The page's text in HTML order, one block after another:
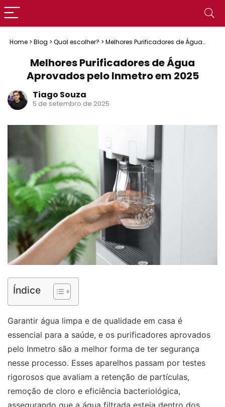
Home > Blog > Qual escolher? > Melhores Purificadores de Água
Melhores Purificadores de Água
Aprovados pelo Inmetro em 2025
Tiago Souza
5 de setembro de 2025
Índice
Garantir água limpa e de qualidade em casa é
essencial para a saúde, e os purificadores aprovados
pelo Inmetro são a melhor forma de ter segurança
nesse processo. Esses aparelhos passam por testes
rigorosos que avaliam a retenção de partículas,
remoção de cloro e eficiência bacteriológica,
assegurando que a água filtrada esteja dentro dos